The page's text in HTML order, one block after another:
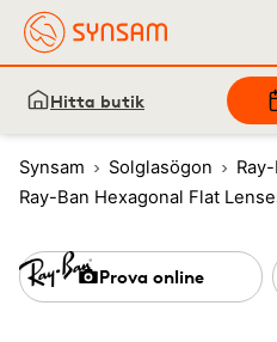
Hitta butik
Synsam Solglasögon
Ray-Ban Hexagonal Flat
Prova online